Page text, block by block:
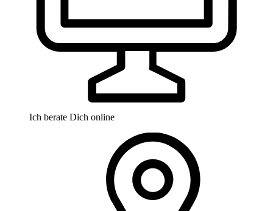
Ich berate Dich online